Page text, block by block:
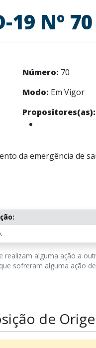
19 Nº 70
Número: 70
Modo: Em Vigor
Propositores(as):
da emergência de
realizam alguma ação a
sofreram alguma ação
de